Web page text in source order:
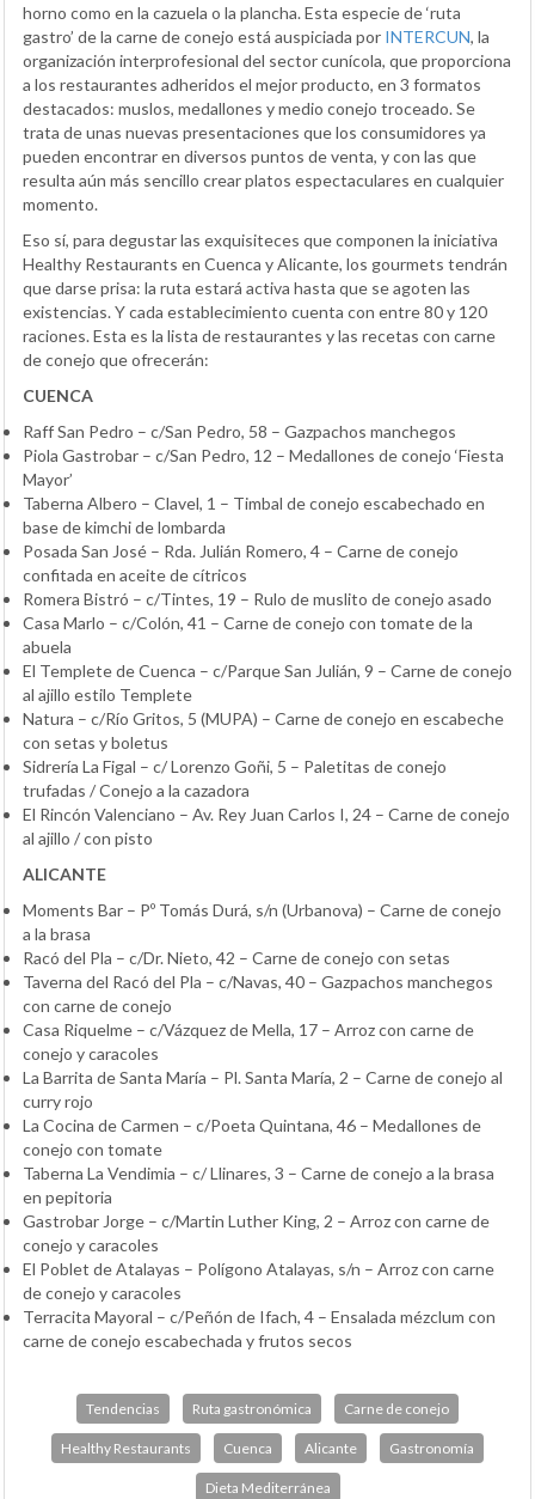
horno como en la cazuela o la plancha. Esta especie de ‘ruta
gastro’ de la carne de conejo está auspiciada por INTERCUN, la
organización interprofesional del sector cunícola, que proporciona
a los restaurantes adheridos el mejor producto, en 3 formatos
destacados: muslos, medallones y medio conejo troceado. Se
trata de unas nuevas presentaciones que los consumidores ya
pueden encontrar en diversos puntos de venta, y con las que
resulta aún más sencillo crear platos espectaculares en cualquier
momento.
Eso sí, para degustar las exquisiteces que componen la iniciativa
Healthy Restaurants en Cuenca y Alicante, los gourmets tendrán
que darse prisa: la ruta estará activa hasta que se agoten las
existencias. Y cada establecimiento cuenta con entre 80 y 120
raciones. Esta es la lista de restaurantes y las recetas con carne
de conejo que ofrecerán:
CUENCA
Raff San Pedro – c/San Pedro, 58 – Gazpachos manchegos
Piola Gastrobar – c/San Pedro, 12 – Medallones de conejo ‘Fiesta
Mayor’
Taberna Albero – Clavel, 1 – Timbal de conejo escabechado en
base de kimchi de lombarda
Posada San José – Rda. Julián Romero, 4 – Carne de conejo
confitada en aceite de cítricos
Romera Bistró – c/Tintes, 19 – Rulo de muslito de conejo asado
Casa Marlo – c/Colón, 41 – Carne de conejo con tomate de la
abuela
El Templete de Cuenca – c/Parque San Julián, 9 – Carne de conejo
al ajillo estilo Templete
Natura – c/Río Gritos, 5 (MUPA) – Carne de conejo en escabeche
con setas y boletus
Sidrería La Figal – c/ Lorenzo Goñi, 5 – Paletitas de conejo
trufadas / Conejo a la cazadora
El Rincón Valenciano – Av. Rey Juan Carlos I, 24 – Carne de conejo
al ajillo / con pisto
ALICANTE
Moments Bar – Pº Tomás Durá, s/n (Urbanova) – Carne de conejo
a la brasa
Racó del Pla – c/Dr. Nieto, 42 – Carne de conejo con setas
Taverna del Racó del Pla – c/Navas, 40 – Gazpachos manchegos
con carne de conejo
Casa Riquelme – c/Vázquez de Mella, 17 – Arroz con carne de
conejo y caracoles
La Barrita de Santa María – Pl. Santa María, 2 – Carne de conejo al
curry rojo
La Cocina de Carmen – c/Poeta Quintana, 46 – Medallones de
conejo con tomate
Taberna La Vendimia – c/ Llinares, 3 – Carne de conejo a la brasa
en pepitoria
Gastrobar Jorge – c/Martin Luther King, 2 – Arroz con carne de
conejo y caracoles
El Poblet de Atalayas – Polígono Atalayas, s/n – Arroz con carne
de conejo y caracoles
Terracita Mayoral – c/Peñón de Ifach, 4 – Ensalada mézclum con
carne de conejo escabechada y frutos secos
Tendencias Ruta gastronómica Carne de conejo
Healthy Restaurants Cuenca Alicante Gastronomía
Dieta Mediterránea